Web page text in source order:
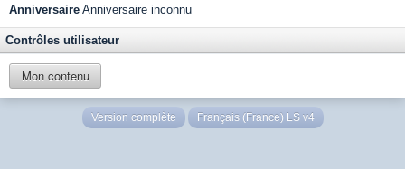
Anniversaire Anniversaire inconnu
Contrôles utilisateur
Mon contenu
Version complète Français (France) LS v4